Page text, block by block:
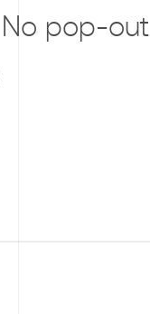
No pop-out